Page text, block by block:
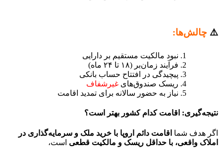
⚠️ چالش‌ها:
نبود مالکیت مستقیم بر دارایی
فرآیند زمان‌بر (۱۸ تا ۲۴ ماه)
پیچیدگی در افتتاح حساب بانکی
ریسک صندوق‌های غیرشفاف
نیاز به حضور سالانه برای تمدید اقامت
نتیجه‌گیری: اقامت کدام کشور بهتر است؟
اگر هدف شما اقامت دائم اروپا با خرید ملک و سرمایه‌گذاری در
املاک واقعی، با حداقل ریسک و مالکیت قطعی است،